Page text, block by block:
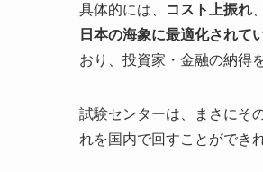
具体的には、 コスト上振れ
日本の海象に最適化されて
おり、投資家・金融の納得
試験センターは、まさにそ
れを国内で回すことができ